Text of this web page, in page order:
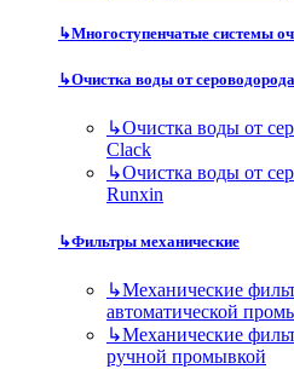
↳Многоступенчатые системы
↳Очистка воды от сероводорода
↳Очистка воды от
Clack
↳Очистка воды от
Runxin
↳Фильтры механические
↳Механические
автоматической
↳Механические
ручной промывкой